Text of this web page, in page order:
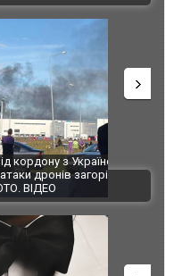
з Україною: в
загорівся
"Мої